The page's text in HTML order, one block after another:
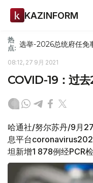
KAZINFORM
热
点: 选举-2026总统府任免
08:12, 27 9月 2021
COVID-19：过
哈通社/努尔苏丹/9月
息平台
坦新增1 878例经PCR